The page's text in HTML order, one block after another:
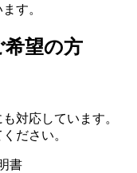
す。
望の方
対応しています。
ださい。
書